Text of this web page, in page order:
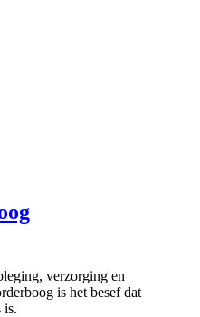
verzorging en
is het besef dat
is.